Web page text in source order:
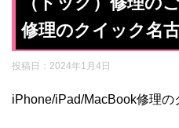
修理のクイック名
投稿日： 2024年1月4日
iPhone/iPad/MacBook修理の